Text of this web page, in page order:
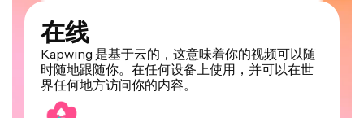
在线
Kapwing 是基于云的，这意味着你的视频可以随
时随地跟随你。在任何设备上使用，并可以在世
界任何地方访问你的内容。